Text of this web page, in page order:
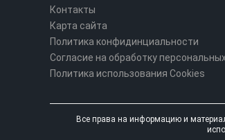
Контакты
Карта сайта
Политика конфидинциальности
Согласие на обработку
Политика использования Cookies
Все права на информацию и